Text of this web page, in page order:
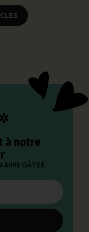
à notre
AIME GÂTER.